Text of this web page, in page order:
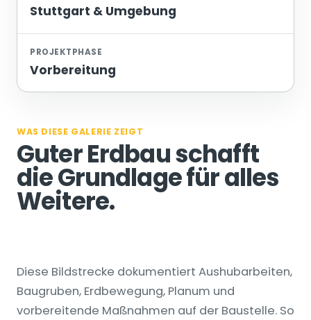
Stuttgart & Umgebung
PROJEKTPHASE
Vorbereitung
WAS DIESE GALERIE ZEIGT
Guter Erdbau schafft
die Grundlage für alles
Weitere.
Diese Bildstrecke dokumentiert Aushubarbeiten,
Baugruben, Erdbewegung, Planum und
vorbereitende Maßnahmen auf der Baustelle. So